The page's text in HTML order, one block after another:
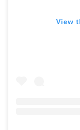
View